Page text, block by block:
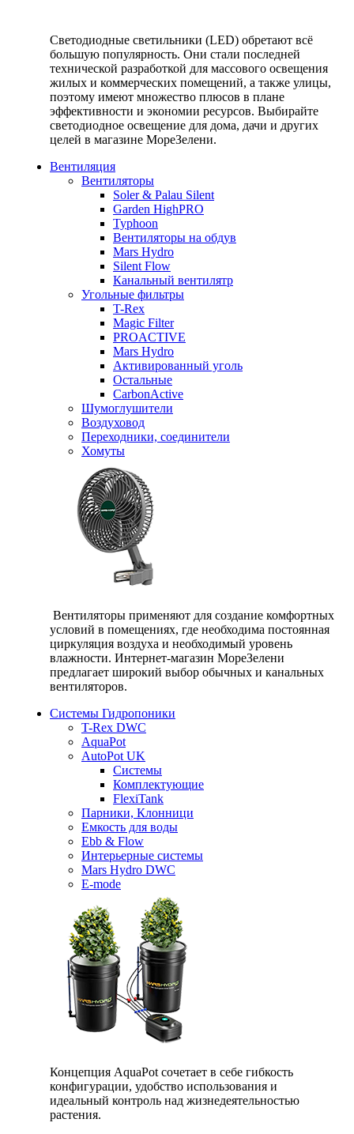
Светодиодные светильники (LED) обретают всё
большую популярность. Они стали последней
технической разработкой для массового освещения
жилых и коммерческих помещений, а также улицы,
поэтому имеют множество плюсов в плане
эффективности и экономии ресурсов. Выбирайте
светодиодное освещение для дома, дачи и других
целей в магазине МореЗелени.
Вентиляция
Вентиляторы
Soler & Palau Silent
Garden HighPRO
Typhoon
Вентиляторы на обдув
Mars Hydro
Silent Flow
Канальный вентилятр
Угольные фильтры
T-Rex
Magic Filter
PROACTIVE
Mars Hydro
Активированный уголь
Остальные
CarbonActive
Шумоглушители
Воздуховод
Переходники, соединители
Хомуты
Вентиляторы применяют для создание комфортных
условий в помещениях, где необходима постоянная
циркуляция воздуха и необходимый уровень
влажности. Интернет-магазин МореЗелени
предлагает широкий выбор обычных и канальных
вентиляторов.
Системы Гидропоники
T-Rex DWC
AquaPot
AutoPot UK
Системы
Комплектующие
FlexiTank
Парники, Клонници
Емкость для воды
Ebb & Flow
Интерьерные системы
Mars Hydro DWC
E-mode
Концепция AquaPot сочетает в себе гибкость
конфигурации, удобство использования и
идеальный контроль над жизнедеятельностью
растения.